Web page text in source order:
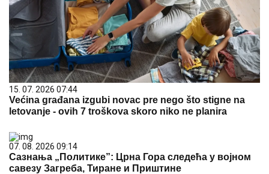
15. 07. 2026 07:44
Većina građana izgubi novac pre nego što stigne na
letovanje - ovih 7 troškova skoro niko ne planira
07. 08. 2026 09:14
Сазнања „Политике”: Црна Гора следећа у војном
савезу Загреба, Тиране и Приштине